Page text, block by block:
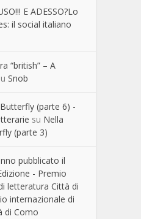
E ADESSO?Lo
il social italiano
“british” – A
Snob
(parte 6) -
su Nella
(parte 3)
pubblicato il
- Premio
letteratura Città di
internazionale di
di Como